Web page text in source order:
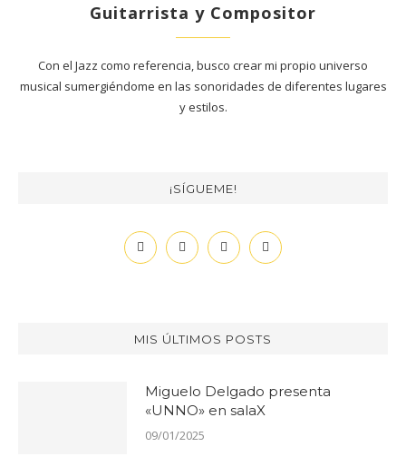
Guitarrista y Compositor
Con el Jazz como referencia, busco crear mi propio universo
musical sumergiéndome en las sonoridades de diferentes lugares
y estilos.
¡SÍGUEME!
MIS ÚLTIMOS POSTS
Miguelo Delgado presenta
«UNNO» en salaX
09/01/2025